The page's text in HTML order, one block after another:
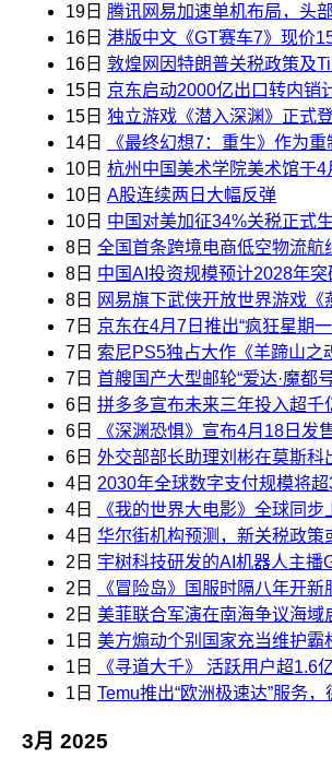
19日 腾讯网易加速单机布局，头
16日 港版中文《GT赛车7》现价
16日 敦煌网因特朗普关税政策及
15日 京东启动2000亿出口转内销
15日 独立游戏《潜入深渊》正式
14日
《最终幻想7：重生》作为
10日 杭州中国美术学院美术馆于
10日 A股连续两日大幅反弹
10日 中国对美加征34%关税正式
8日 全国首条跨境电商低空物流航
8日 中国AI投资规模预计2028年
8日
网易旗下武侠开放世界游戏
7日 京东在4月7日推出“疯狂星期
7日 索尼PS5独占大作《羊蹄山之
7日 首艘国产大型邮轮“爱达·魔都
6日 拼多多宣布未来三年投入超
6日
《深渊恐惧》宣布4月18日发
6日 外交部部长助理刘彬在莫斯科
4日 2030年全球数字支付规模将
4日
《我的世界大电影》全球同
4日 华尔街机构预测，新关税政
2日 宇树科技研发的AI机器人主播
2日
《冒险岛》国服时隔八年开
2日 美菲联合军演在南海争议海域
1日 美方煽动个别国家充当维护霸
1日
《寻道大千》 活跃用户超1.6
1日 Temu推出“欧洲极速达”服务
3月 2025